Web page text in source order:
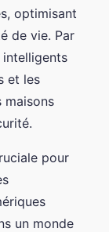
optimisant
de vie. Par
et les
maisons
pour
un monde